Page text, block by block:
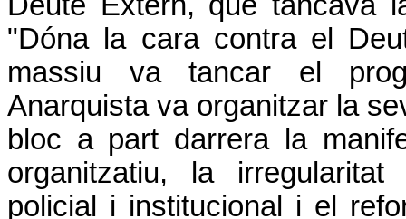
"Dóna la cara contra el
massiu va tancar el
Anarquista va organitzar la
bloc a part darrera la
organitzatiu, la
policial i institucional i el